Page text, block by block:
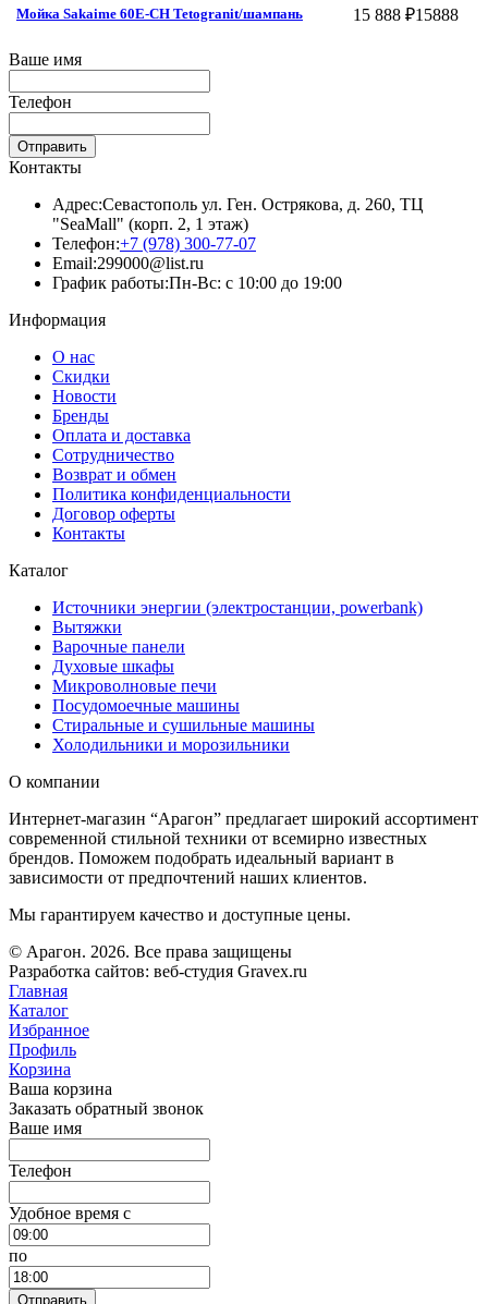
Мойка Sakaime 60E-СH Tetogranit/шампань 15 888 ₽15888
Ваше имя
Телефон
Отправить
Контакты
Адрес:Севастополь ул. Ген. Острякова, д. 260, ТЦ
"SeaMall" (корп. 2, 1 этаж)
Телефон:+7 (978) 300-77-07
Email:299000@list.ru
График работы:Пн-Вс: с 10:00 до 19:00
Информация
О нас
Скидки
Новости
Бренды
Оплата и доставка
Сотрудничество
Возврат и обмен
Политика конфиденциальности
Договор оферты
Контакты
Каталог
Источники энергии (электростанции, powerbank)
Вытяжки
Варочные панели
Духовые шкафы
Микроволновые печи
Посудомоечные машины
Стиральные и сушильные машины
Холодильники и морозильники
О компании
Интернет-магазин “Арагон” предлагает широкий ассортимент
современной стильной техники от всемирно известных
брендов. Поможем подобрать идеальный вариант в
зависимости от предпочтений наших клиентов.
Мы гарантируем качество и доступные цены.
© Арагон. 2026. Все права защищены
Разработка сайтов: веб-студия Gravex.ru
Главная
Каталог
Избранное
Профиль
Корзина
Ваша корзина
Заказать обратный звонок
Ваше имя
Телефон
Удобное время c
по
Отправить